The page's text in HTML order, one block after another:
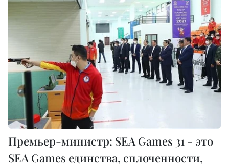
Премьер-министр: SEA Games 31 - это
SEA Games единства, сплоченности,